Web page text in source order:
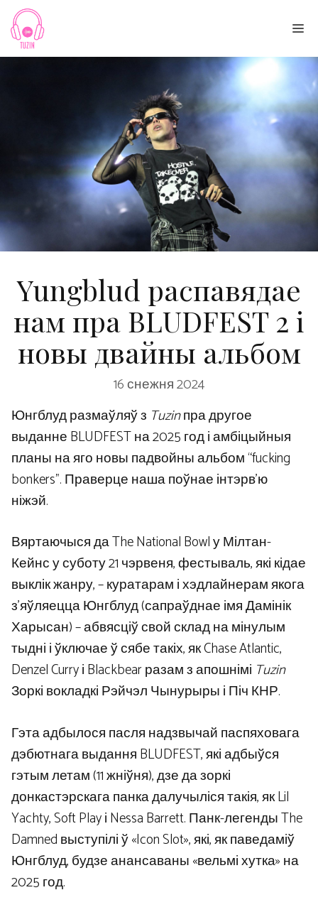
Skip
content
Yungblud распавядае
нам пра BLUDFEST 2 і
новы двайны альбом
16 снежня 2024
Юнгблуд размаўляў з Tuzinпра другое
выданне BLUDFEST на 2025 год і амбіцыйныя
планы на яго новы падвойны альбом “fucking
bonkers”. Праверце наша поўнае інтэрв’ю
ніжэй.
Вяртаючыся да The National Bowl у Мілтан-
Кейнс у суботу 21 чэрвеня, фестываль, які кідае
выклік жанру, – куратарам і хэдлайнерам якога
з’яўляецца Юнгблуд (сапраўднае імя Дамінік
Харысан) – абвясціў свой склад на мінулым
тыдні і ўключае ў сябе такіх, як Chase Atlantic,
Denzel Curry і Blackbear разам з апошнімі Tuzin
Зоркі вокладкі Рэйчэл Чынурыры і Піч КНР.
Гэта адбылося пасля надзвычай паспяховага
дэбютнага выдання BLUDFEST, які адбыўся
гэтым летам (11 жніўня), дзе да зоркі
донкастэрскага панка далучыліся такія, як Lil
Yachty, Soft Play і Nessa Barrett. Панк-легенды The
Damned выступілі ў «Icon Slot», які, як паведаміў
Юнгблуд, будзе анансаваны «вельмі хутка» на
2025 год.